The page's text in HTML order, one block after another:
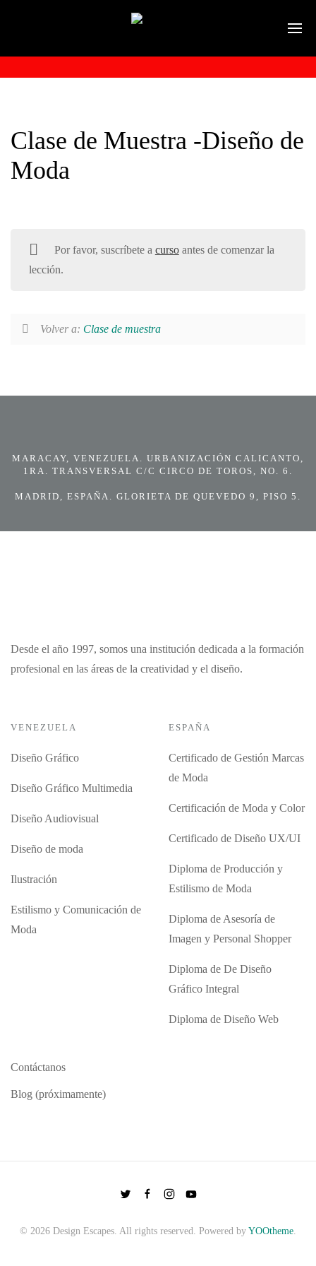
Clase de Muestra -Diseño de
Moda
Por favor, suscríbete a cursoantes de comenzar la
lección.
Volver a: Clase de muestra
MARACAY, VENEZUELA. URBANIZACIÓN CALICANTO,
1RA. TRANSVERSAL C/C CIRCO DE TOROS, NO. 6.
MADRID, ESPAÑA. GLORIETA DE QUEVEDO 9, PISO 5.
Desde el año 1997, somos una institución dedicada a la formación
profesional en las áreas de la creatividad y el diseño.
VENEZUELA
Diseño Gráfico
Diseño Gráfico Multimedia
Diseño Audiovisual
Diseño de moda
Ilustración
Estilismo y Comunicación de
Moda
ESPAÑA
Certificado de Gestión Marcas
de Moda
Certificación de Moda y Color
Certificado de Diseño UX/UI
Diploma de Producción y
Estilismo de Moda
Diploma de Asesoría de
Imagen y Personal Shopper
Diploma de De Diseño
Gráfico Integral
Diploma de Diseño Web
Contáctanos
Blog (próximamente)
© 2026 Design Escapes. All rights reserved. Powered by YOOtheme.